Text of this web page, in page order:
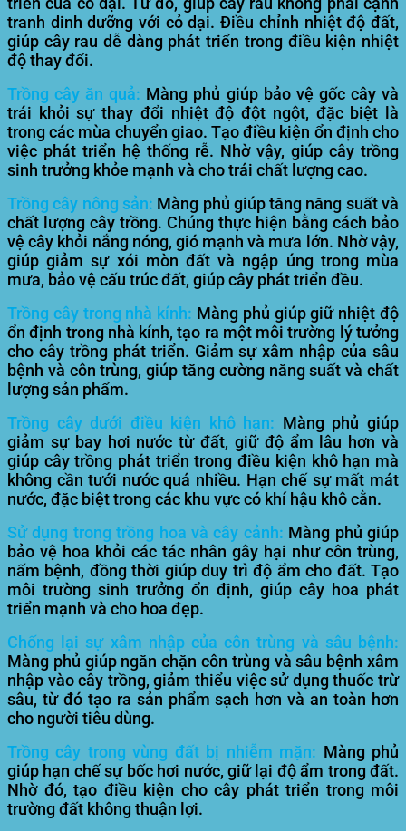
tranh dinh dưỡng với cỏ dại. Điều chỉnh nhiệt độ đất,
giúp cây rau dễ dàng phát triển trong điều kiện nhiệt
độ thay đổi.
Trồng cây ăn quả: Màng phủ giúp bảo vệ gốc cây và
trái khỏi sự thay đổi nhiệt độ đột ngột, đặc biệt là
trong các mùa chuyển giao. Tạo điều kiện ổn định cho
việc phát triển hệ thống rễ. Nhờ vậy, giúp cây trồng
sinh trưởng khỏe mạnh và cho trái chất lượng cao.
Trồng cây nông sản: Màng phủ giúp tăng năng suất và
chất lượng cây trồng. Chúng thực hiện bằng cách bảo
vệ cây khỏi nắng nóng, gió mạnh và mưa lớn. Nhờ vậy,
giúp giảm sự xói mòn đất và ngập úng trong mùa
mưa, bảo vệ cấu trúc đất, giúp cây phát triển đều.
Trồng cây trong nhà kính: Màng phủ giúp giữ nhiệt độ
ổn định trong nhà kính, tạo ra một môi trường lý tưởng
cho cây trồng phát triển. Giảm sự xâm nhập của sâu
bệnh và côn trùng, giúp tăng cường năng suất và chất
lượng sản phẩm.
Trồng cây dưới điều kiện khô hạn: Màng phủ giúp
giảm sự bay hơi nước từ đất, giữ độ ẩm lâu hơn và
giúp cây trồng phát triển trong điều kiện khô hạn mà
không cần tưới nước quá nhiều. Hạn chế sự mất mát
nước, đặc biệt trong các khu vực có khí hậu khô cằn.
Sử dụng trong trồng hoa và cây cảnh: Màng phủ giúp
bảo vệ hoa khỏi các tác nhân gây hại như côn trùng,
nấm bệnh, đồng thời giúp duy trì độ ẩm cho đất. Tạo
môi trường sinh trưởng ổn định, giúp cây hoa phát
triển mạnh và cho hoa đẹp.
Chống lại sự xâm nhập của côn trùng và sâu bệnh:
Màng phủ giúp ngăn chặn côn trùng và sâu bệnh xâm
nhập vào cây trồng, giảm thiểu việc sử dụng thuốc trừ
sâu, từ đó tạo ra sản phẩm sạch hơn và an toàn hơn
cho người tiêu dùng.
Trồng cây trong vùng đất bị nhiễm mặn: Màng phủ
giúp hạn chế sự bốc hơi nước, giữ lại độ ẩm trong đất.
Nhờ đó, tạo điều kiện cho cây phát triển trong môi
trường đất không thuận lợi.